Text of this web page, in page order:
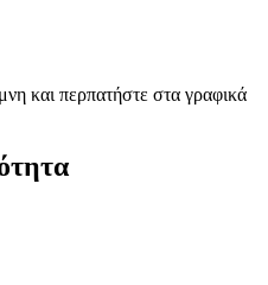
και περπατήστε στα γραφικά